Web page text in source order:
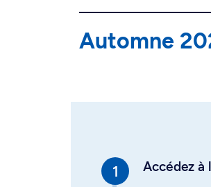
Automne
Accédez à